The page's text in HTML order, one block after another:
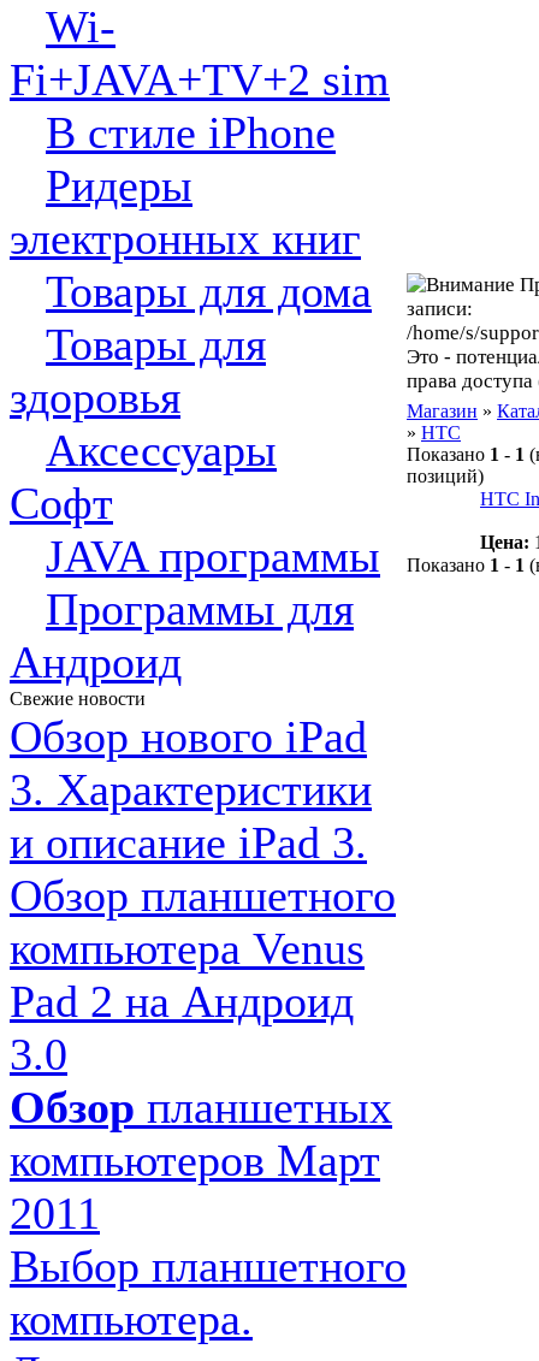
Wi-
Fi+JAVA+TV+2 sim
В стиле iPhone
Ридеры
электронных книг
Товары для дома
Товары для
здоровья
Аксессуары
Софт
JAVA программы
Программы для
Андроид
Свежие новости
Обзор нового iPad
3. Характеристики
и описание iPad 3.
Обзор планшетного
компьютера Venus
Pad 2 на Андроид
3.0
Обзор планшетных
компьютеров Март
2011
Выбор планшетного
компьютера.
записи:
/home/s/
Это -
права
Магазин »
» HTC
Показано 1 - 1
позиций)
HTC
Цена:
Показано 1 - 1